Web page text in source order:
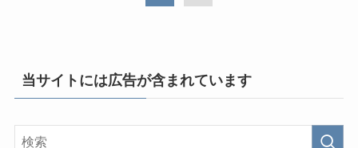
当サイトには広告が含まれています